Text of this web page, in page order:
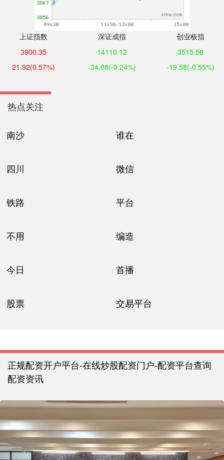
上证指数
3900.35
21.92(0.57%)
深证成指
14110.12
-34.08(-0.24%)
创业板指
3515.56
-19.58(-0.55%)
热点关注
南沙 谁在
四川 微信
铁路 平台
不用 编造
今日 首播
股票 交易平台
正规配资开户平台-在线炒股配资门户-配资平台查询
配资资讯